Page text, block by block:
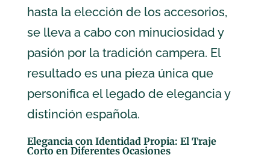
hasta la elección de los accesorios,
se lleva a cabo con minuciosidad y
pasión por la tradición campera. El
resultado es una pieza única que
personifica el legado de elegancia y
distinción española.
Elegancia con Identidad Propia: El Traje
Corto en Diferentes Ocasiones